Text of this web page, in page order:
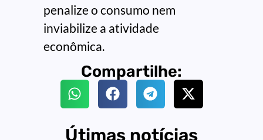
penalize o consumo nem
inviabilize a atividade
econômica.
Compartilhe:
Útimas notícias